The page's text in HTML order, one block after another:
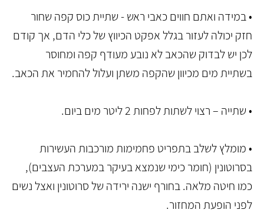
• במידה ואתם חווים כאבי ראש - שתיית כוס קפה שחור
חזק יכולה לעזור בגלל אפקט הכיווץ של כלי הדם, אך קודם
לכן יש לבדוק שהכאב לא נובע מעודף קפה ומחוסר
בשתיית מים מכיוון שהקפה משתן ועלול להחמיר את הכאב.
• שתייה – רצוי לשתות לפחות 2 ליטר מים ביום.
• מומלץ לשלב בתפריט פחמימות מורכבות העשירות
בסרוטונין (חומר כימי שנמצא בעיקר במערכת העצבים),
כמו חיטה מלאה. בחורף ישנה ירידה של סרוטונין ואצל נשים
לפני הופעת המחזור.